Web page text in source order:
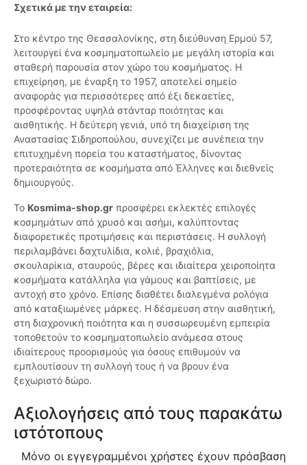
Σχετικά με την εταιρεία:
Στο κέντρο της Θεσσαλονίκης, στη διεύθυνση Ερμού 57,
λειτουργεί ένα κοσμηματοπωλείο με μεγάλη ιστορία και
σταθερή παρουσία στον χώρο του κοσμήματος. Η
επιχείρηση, με έναρξη το 1957, αποτελεί σημείο
αναφοράς για περισσότερες από έξι δεκαετίες,
προσφέροντας υψηλά στάνταρ ποιότητας και
αισθητικής. Η δεύτερη γενιά, υπό τη διαχείριση της
Αναστασίας Σιδηροπούλου, συνεχίζει με συνέπεια την
επιτυχημένη πορεία του καταστήματος, δίνοντας
προτεραιότητα σε κοσμήματα από Έλληνες και διεθνείς
δημιουργούς.
Το Kosmima-shop.gr προσφέρει εκλεκτές επιλογές
κοσμημάτων από χρυσό και ασήμι, καλύπτοντας
διαφορετικές προτιμήσεις και περιστάσεις. Η συλλογή
περιλαμβάνει δαχτυλίδια, κολιέ, βραχιόλια,
σκουλαρίκια, σταυρούς, βέρες και ιδιαίτερα χειροποίητα
κοσμήματα κατάλληλα για γάμους και βαπτίσεις, με
αντοχή στο χρόνο. Επίσης διαθέτει διαλεγμένα ρολόγια
από καταξιωμένες μάρκες. Η δέσμευση στην αισθητική,
στη διαχρονική ποιότητα και η συσσωρευμένη εμπειρία
τοποθετούν το κοσμηματοπωλείο ανάμεσα στους
ιδιαίτερους προορισμούς για όσους επιθυμούν να
εμπλουτίσουν τη συλλογή τους ή να βρουν ένα
ξεχωριστό δώρο.
Αξιολογήσεις από τους παρακάτω
ιστότοπους
Μόνο οι εγγεγραμμένοι χρήστες έχουν πρόσβαση